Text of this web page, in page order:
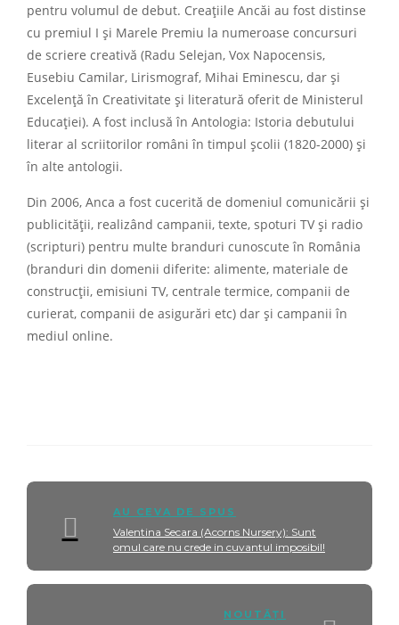
pentru volumul de debut. Creațiile Ancăi au fost distinse
cu premiul I și Marele Premiu la numeroase concursuri
de scriere creativă (Radu Selejan, Vox Napocensis,
Eusebiu Camilar, Lirismograf, Mihai Eminescu, dar și
Excelență în Creativitate și literatură oferit de Ministerul
Educației). A fost inclusă în Antologia: Istoria debutului
literar al scriitorilor români în timpul școlii (1820-2000) și
în alte antologii.
Din 2006, Anca a fost cucerită de domeniul comunicării și
publicității, realizând campanii, texte, spoturi TV și radio
(scripturi) pentru multe branduri cunoscute în România
(branduri din domenii diferite: alimente, materiale de
construcții, emisiuni TV, centrale termice, companii de
curierat, companii de asigurări etc) dar și campanii în
mediul online.
AU CEVA DE SPUS
Valentina Secara (Acorns Nursery): Sunt
omul care nu crede in cuvantul imposibil!
NOUTĂȚI